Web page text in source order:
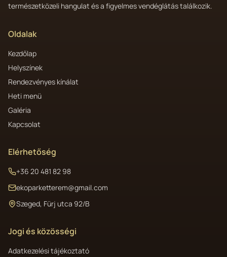
természetközeli hangulat és a figyelmes vendéglátás találkozik.
Oldalak
Kezdőlap
Helyszínek
Rendezvényes kínálat
Heti menü
Galéria
Kapcsolat
Elérhetőség
+36 20 481 82 98
ekoparketterem@gmail.com
Szeged, Fürj utca 92/B
Jogi és közösségi
Adatkezelési tájékoztató